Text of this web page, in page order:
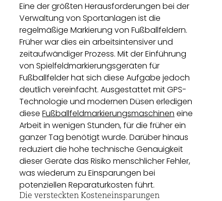
Eine der größten Herausforderungen bei der
Verwaltung von Sportanlagen ist die
regelmäßige Markierung von Fußballfeldern.
Früher war dies ein arbeitsintensiver und
zeitaufwändiger Prozess. Mit der Einführung
von Spielfeldmarkierungsgeräten für
Fußballfelder hat sich diese Aufgabe jedoch
deutlich vereinfacht. Ausgestattet mit GPS-
Technologie und modernen Düsen erledigen
dieseFußballfeldmarkierungsmaschinen eine
Arbeit in wenigen Stunden, für die früher ein
ganzer Tag benötigt wurde. Darüber hinaus
reduziert die hohe technische Genauigkeit
dieser Geräte das Risiko menschlicher Fehler,
was wiederum zu Einsparungen bei
potenziellen Reparaturkosten führt.
Die versteckten Kosteneinsparungen